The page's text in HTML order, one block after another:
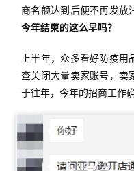
商名额达到后便不再发放
今年结束的这么早吗？
上半年，众多看好防疫
查关闭大量卖家账号，卖
于往年，今年的招商工作